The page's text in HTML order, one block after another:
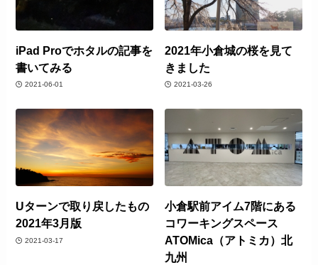
iPad Proでホタルの記事を
書いてみる
2021-06-01
2021年小倉城の桜を見て
きました
2021-03-26
Uターンで取り戻したもの
2021年3月版
2021-03-17
小倉駅前アイム7階にある
コワーキングスペース
ATOMica（アトミカ）北
九州